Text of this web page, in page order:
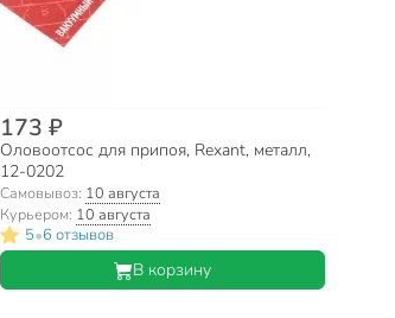
173 ₽
Оловоотсос для припоя, Rexant, металл,
12-0202
Самовывоз: 10 августа
Курьером: 10 августа
5•6 отзывов
В корзину